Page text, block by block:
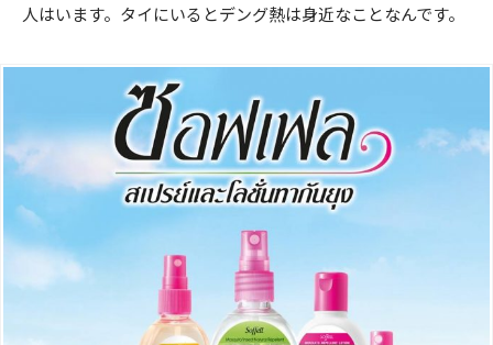
人はいます。タイにいるとデング熱は身近なことなんです。